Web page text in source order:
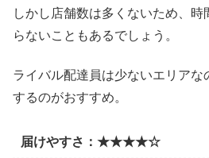
しかし店舗数は多くないため、時
らないこともあるでしょう。
ライバル配達員は少ないエリアな
するのがおすすめ。
届けやすさ：★★★★☆